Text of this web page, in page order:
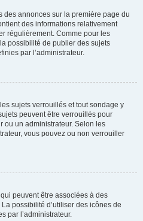
des annonces sur la première page du
des informations relativement
régulièrement. Comme pour les
possibilité de publier des sujets
par l’administrateur.
sujets verrouillés et tout sondage y
peuvent être verrouillés pour
ou un administrateur. Selon les
vous pouvez ou non verrouiller
peuvent être associées à des
possibilité d’utiliser des icônes de
par l’administrateur.